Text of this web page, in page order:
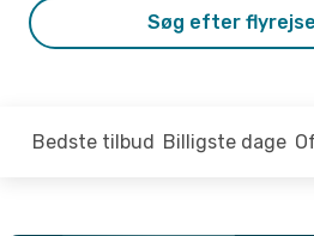
Søg efter
Bedste tilbud Billigste dage